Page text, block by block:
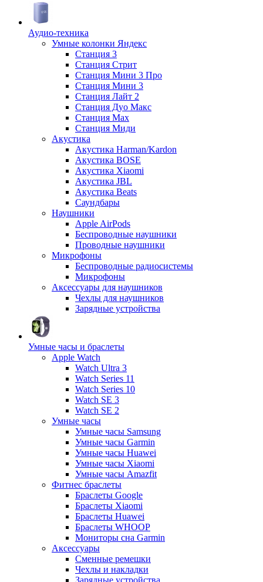
Аудио-техника
Умные колонки Яндекс
Станция 3
Станция Стрит
Станция Мини 3 Про
Станция Мини 3
Станция Лайт 2
Станция Дуо Макс
Станция Max
Станция Миди
Акустика
Акустика Harman/Kardon
Акустика BOSE
Акустика Xiaomi
Акустика JBL
Акустика Beats
Саундбары
Наушники
Apple AirPods
Беспроводные наушники
Проводные наушники
Микрофоны
Беспроводные радиосистемы
Микрофоны
Аксессуары для наушников
Чехлы для наушников
Зарядные устройства
Умные часы и браслеты
Apple Watch
Watch Ultra 3
Watch Series 11
Watch Series 10
Watch SE 3
Watch SE 2
Умные часы
Умные часы Samsung
Умные часы Garmin
Умные часы Huawei
Умные часы Xiaomi
Умные часы Amazfit
Фитнес браслеты
Браслеты Google
Браслеты Xiaomi
Браслеты Huawei
Браслеты WHOOP
Мониторы сна Garmin
Аксессуары
Сменные ремешки
Чехлы и накладки
Зарядные устройства